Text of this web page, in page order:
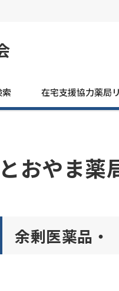
在宅支援協力薬局
とおやま薬
余剰医薬品・